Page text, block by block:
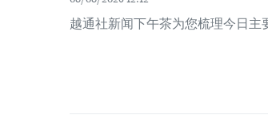
越通社新闻下午茶为您梳理今日主